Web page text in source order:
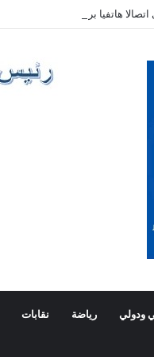
هاتفيا برئيس وزراء اليونان
ودولي رياضة نقابات